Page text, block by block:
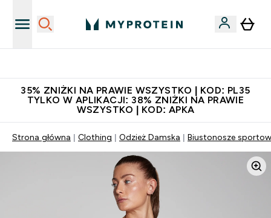
35% ZNIŻKI NA PRAWIE WSZYSTKO | KOD: PL35
TYLKO W APLIKACJI: 38% ZNIŻKI NA PRAWIE
WSZYSTKO | KOD: APKA
Strona główna Clothing Odzież Damska Biustonosze